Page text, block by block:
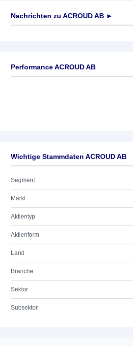
Nachrichten zu ACROUD AB ►
Performance ACROUD AB
Wichtige Stammdaten ACROUD AB
Segment
Markt
Aktientyp
Aktienform
Land
Branche
Sektor
Subsektor